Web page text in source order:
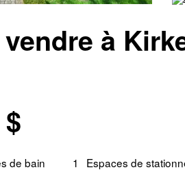
à
$
de bain 1 Espaces de